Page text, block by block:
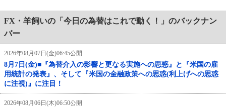
FX・羊飼いの「今日の為替はこれで動く！」のバックナン
バー
2026年08月07日(金)06:45公開
8月7日(金)■『為替介入の影響と更なる実施への思惑』と『米国の雇
用統計の発表』、そして『米国の金融政策への思惑(利上げへの思惑
に注視)』に注目！
2026年08月06日(木)06:50公開